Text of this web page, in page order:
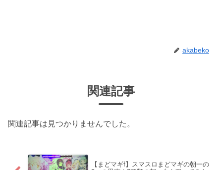
akabeko
関連記事
関連記事は見つかりませんでした。
【まどマギf】スマスロまどマギの朝一の